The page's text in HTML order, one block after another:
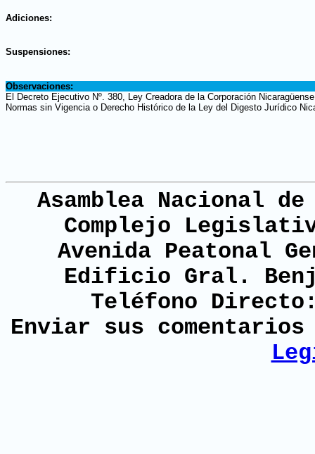
Adiciones:
Suspensiones:
Observaciones:
El Decreto Ejecutivo Nº. 380, Ley Creadora de la Corporación
Normas sin Vigencia o Derecho Histórico de la Ley del Digesto Jurídico
Asamblea Nacional
Complejo
Avenida Peatonal
Edificio Gral.
Teléfono
Enviar sus